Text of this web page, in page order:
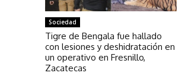
Sociedad
Tigre de Bengala fue hallado
con lesiones y deshidratación en
un operativo en Fresnillo,
Zacatecas